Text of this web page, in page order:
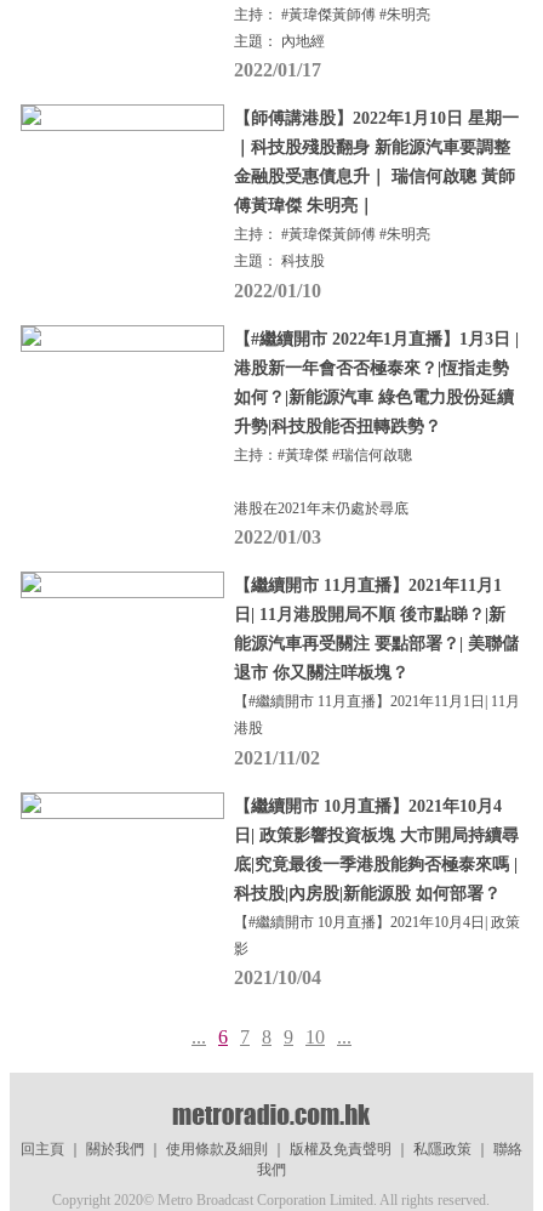
主持： #黃瑋傑黃師傅 #朱明亮
主題： 內地經
2022/01/17
【師傅講港股】2022年1月10日 星期一
｜科技股殘股翻身 新能源汽車要調整
金融股受惠債息升｜ 瑞信何啟聰 黃師
傅黃瑋傑 朱明亮｜
主持： #黃瑋傑黃師傅 #朱明亮
主題： 科技股
2022/01/10
【#繼續開市 2022年1月直播】1月3日 |
港股新一年會否否極泰來？|恆指走勢
如何？|新能源汽車 綠色電力股份延續
升勢|科技股能否扭轉跌勢？
主持：#黃瑋傑 #瑞信何啟聰
港股在2021年末仍處於尋底
2022/01/03
【繼續開市 11月直播】2021年11月1
日| 11月港股開局不順 後市點睇？|新
能源汽車再受關注 要點部署？| 美聯儲
退市 你又關注咩板塊？
【#繼續開市 11月直播】2021年11月1日| 11月
港股
2021/11/02
【繼續開市 10月直播】2021年10月4
日| 政策影響投資板塊 大市開局持續尋
底|究竟最後一季港股能夠否極泰來嗎 |
科技股|內房股|新能源股 如何部署？
【#繼續開市 10月直播】2021年10月4日| 政策
影
2021/10/04
... 6 7 8 9 10 ...
回主頁｜ 關於我們 使用條款及細則 版權及免責聲明 私隱政策｜ 聯絡
我們
Copyright 2020© Metro Broadcast Corporation Limited. All rights reserved.